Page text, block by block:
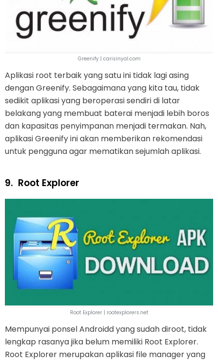
Greenify | carisinyal.com
Aplikasi root terbaik yang satu ini tidak lagi asing
dengan Greenify. Sebagaimana yang kita tau, tidak
sedikit aplikasi yang beroperasi sendiri di latar
belakang yang membuat baterai menjadi lebih boros
dan kapasitas penyimpanan menjadi termakan. Nah,
aplikasi Greenify ini akan memberikan rekomendasi
untuk pengguna agar mematikan sejumlah aplikasi.
9. Root Explorer
Root Explorer | rootexplorers.net
Mempunyai ponsel Androidd yang sudah diroot, tidak
lengkap rasanya jika belum memiliki Root Explorer.
Root Explorer merupakan aplikasi file manager yang